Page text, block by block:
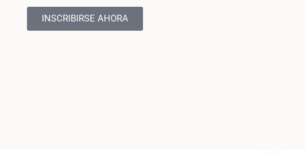
info@iarcor.com
INSCRIBIRSE AHORA